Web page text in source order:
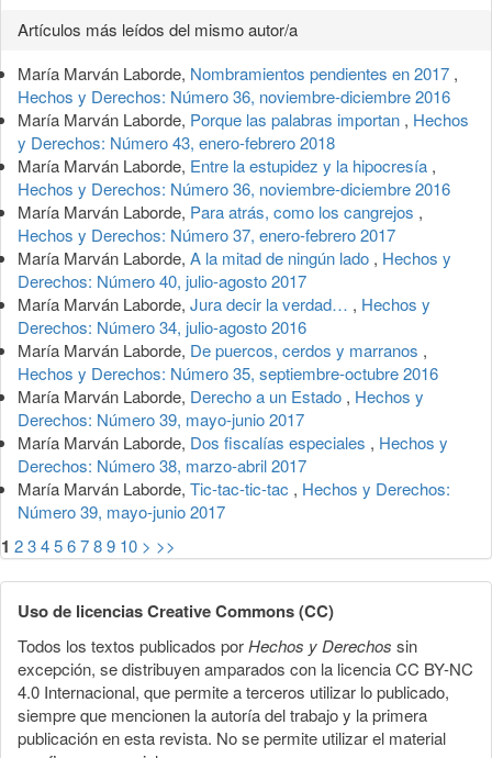
Artículos más leídos del mismo autor/a
María Marván Laborde, Nombramientos pendientes en 2017 ,
Hechos y Derechos: Número 36, noviembre-diciembre 2016
María Marván Laborde, Porque las palabras importan , Hechos
y Derechos: Número 43, enero-febrero 2018
María Marván Laborde, Entre la estupidez y la hipocresía ,
Hechos y Derechos: Número 36, noviembre-diciembre 2016
María Marván Laborde, Para atrás, como los cangrejos ,
Hechos y Derechos: Número 37, enero-febrero 2017
María Marván Laborde, A la mitad de ningún lado , Hechos y
Derechos: Número 40, julio-agosto 2017
María Marván Laborde, Jura decir la verdad… , Hechos y
Derechos: Número 34, julio-agosto 2016
María Marván Laborde, De puercos, cerdos y marranos ,
Hechos y Derechos: Número 35, septiembre-octubre 2016
María Marván Laborde, Derecho a un Estado , Hechos y
Derechos: Número 39, mayo-junio 2017
María Marván Laborde, Dos fiscalías especiales , Hechos y
Derechos: Número 38, marzo-abril 2017
María Marván Laborde, Tic-tac-tic-tac , Hechos y Derechos:
Número 39, mayo-junio 2017
1 23456789 10 > >>
Uso de licencias Creative Commons (CC)
Todos los textos publicados porHechos y Derechos sin
excepción, se distribuyen amparados con la licencia CC BY-NC
4.0 Internacional, que permite a terceros utilizar lo publicado,
siempre que mencionen la autoría del trabajo y la primera
publicación en esta revista. No se permite utilizar el material